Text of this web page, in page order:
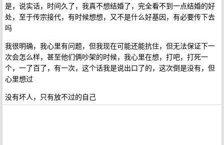
是，说实话，时间久了，我真不想结婚了，完全看不到一点结婚的好
处，至于传宗接代，有时候想想，又不是什么好基因，有必要传下去
吗
我很明确，我心里有问题，但我现在可能还能抗住，但无法保证下一
次会怎么样，甚至他们俩吵架的时候，我心里在想，打吧，打死一
个，一了百了，有一次，这个话我是说出口了的，这次倒是没有，但
心里想过
没有坏人，只有放不过的自己